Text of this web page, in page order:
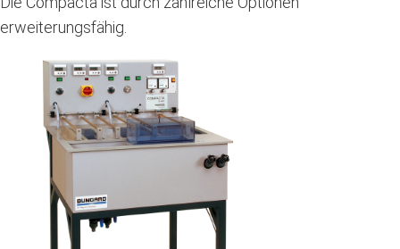
erweiterungsfähig.